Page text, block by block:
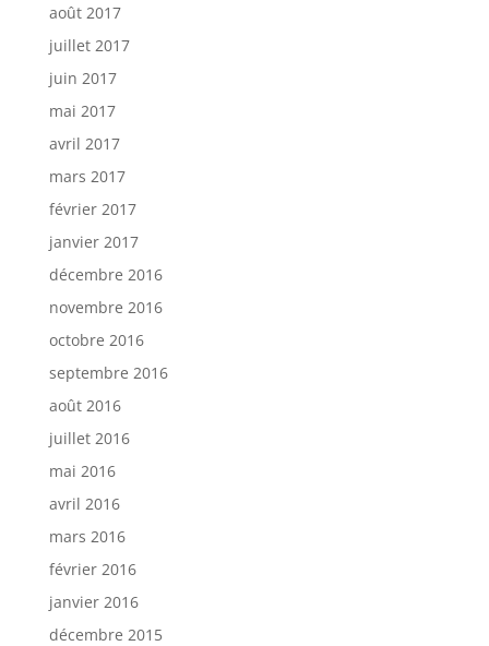
août 2017
juillet 2017
juin 2017
mai 2017
avril 2017
mars 2017
février 2017
janvier 2017
décembre 2016
novembre 2016
octobre 2016
septembre 2016
août 2016
juillet 2016
mai 2016
avril 2016
mars 2016
février 2016
janvier 2016
décembre 2015